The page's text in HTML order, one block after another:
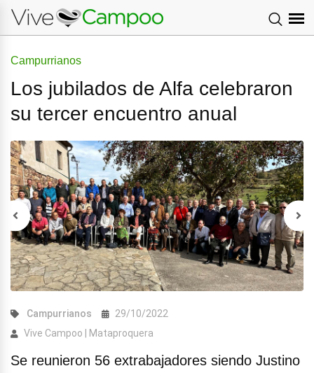
Campurrianos
Los jubilados de Alfa celebraron
su tercer encuentro anual
Campurrianos
29/10/2022
Vive Campoo | Mataproquera
Se reunieron 56 extrabajadores siendo Justino